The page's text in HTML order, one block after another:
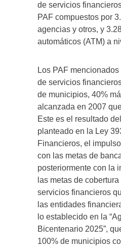
de servicios
PAF compuestos por
agencias y otros, y
automáticos (ATM) a
Los PAF
de servicios
de municipios, 40%
alcanzada en 2007
Este es el resultado
planteado en la Ley
Financieros, el
con las metas de
posteriormente con la
las metas de
servicios financieros
las entidades
lo establecido en la
Bicentenario 2025”,
100% de municipios